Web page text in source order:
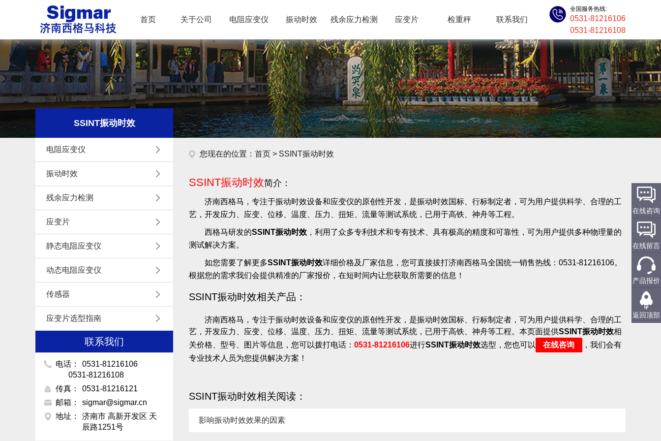
首页 关于公司 电阻应变仪 振动时效 残余应力检测 应变片 检重秤 联系我们
全国服务热线:
0531-81216106
0531-81216108
SSINT振动时效
电阻应变仪
振动时效
残余应力检测
应变片
静态电阻应变仪
动态电阻应变仪
传感器
应变片选型指南
联系我们
电话：
0531-81216106
0531-81216108
传真：
0531-81216121
邮箱：
sigmar@sigmar.cn
地址：
济南市 高新开发区 天
辰路1251号
您现在的位置： 首页 > SSINT振动时效
SSINT振动时效简介：
济南西格马，专注于振动时效设备和应变仪的原创性开发，是振动时效国标、行标制定者，可为用户提供科学、合理的工
艺，开发应力、应变、位移、温度、压力、扭矩、流量等测试系统，已用于高铁、神舟等工程。
西格马研发的SSINT振动时效 ，利用了众多专利技术和专有技术、具有极高的精度和可靠性，可为用户提供多种物理量的
测试解决方案。
如您需要了解更多SSINT振动时效详细价格及厂家信息，您可直接拔打济南西格马全国统一销售热线：0531-81216106。
根据您的需求我们会提供精准的厂家报价，在短时间内让您获取所需要的信息！
SSINT振动时效相关产品：
济南西格马，专注于振动时效设备和应变仪的原创性开发，是振动时效国标、行标制定者，可为用户提供科学、合理的工
艺，开发应力、应变、位移、温度、压力、扭矩、流量等测试系统，已用于高铁、神舟等工程。本页面提供SSINT振动时效相
关价格、型号、图片等信息，您可以拨打电话： 0531-81216106进行SSINT振动时效选型，您也可以 在线咨询
，我们会有
专业技术人员为您提供解决方案！
SSINT振动时效相关阅读：
影响振动时效效果的因素
在线咨询
在线留言
产品报价
返回顶部